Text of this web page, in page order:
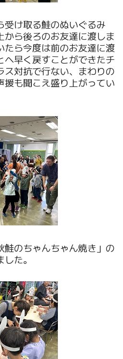
受け取る鮭のぬいぐるみ
から後ろのお友達に渡しま
たら今度は前のお友達に渡
へ早く戻すことができたチ
ス対抗で行ない、まわりの
援も聞こえ盛り上がってい
鮭のちゃんちゃん焼き」の
た。